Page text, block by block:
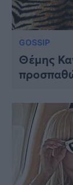
GOSSIP
Θέμης